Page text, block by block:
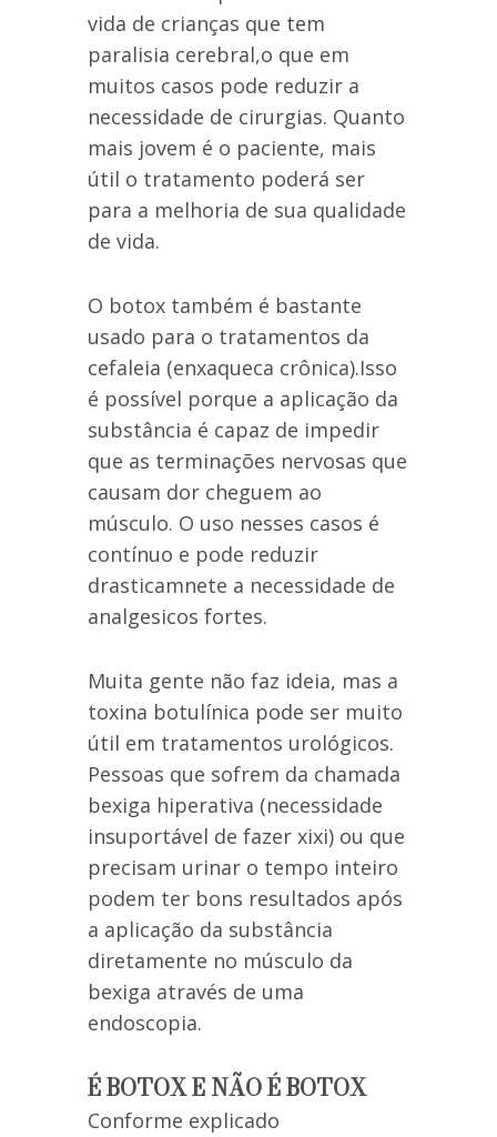
vida de crianças que tem
paralisia cerebral,o que em
muitos casos pode reduzir a
necessidade de cirurgias. Quanto
mais jovem é o paciente, mais
útil o tratamento poderá ser
para a melhoria de sua qualidade
de vida.
O botox também é bastante
usado para o tratamentos da
cefaleia (enxaqueca crônica).Isso
é possível porque a aplicação da
substância é capaz de impedir
que as terminações nervosas que
causam dor cheguem ao
músculo. O uso nesses casos é
contínuo e pode reduzir
drasticamnete a necessidade de
analgesicos fortes.
Muita gente não faz ideia, mas a
toxina botulínica pode ser muito
útil em tratamentos urológicos.
Pessoas que sofrem da chamada
bexiga hiperativa (necessidade
insuportável de fazer xixi) ou que
precisam urinar o tempo inteiro
podem ter bons resultados após
a aplicação da substância
diretamente no músculo da
bexiga através de uma
endoscopia.
É BOTOX E NÃO É BOTOX
Conforme explicado